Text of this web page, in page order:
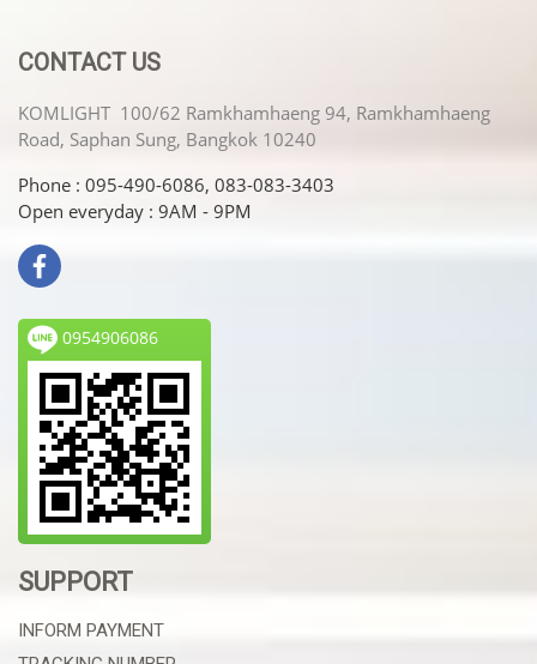
CONTACT US
KOMLIGHT 100/62 Ramkhamhaeng 94, Ramkhamhaeng
Road, Saphan Sung, Bangkok 10240
Phone : 095-490-6086, 083-083-3403
Open everyday : 9AM - 9PM
0954906086
SUPPORT
INFORM PAYMENT